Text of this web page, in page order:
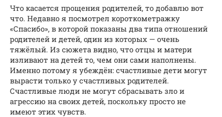
Что касается прощения родителей, то добавлю вот
что. Недавно я посмотрел короткометражку
«Спасибо», в которой показаны два типа отношений
родителей и детей, один из которых — очень
тяжёлый. Из сюжета видно, что отцы и матери
изливают на детей то, чем они сами наполнены.
Именно потому я убеждён: счастливые дети могут
вырасти только у счастливых родителей.
Счастливые люди не могут сбрасывать зло и
агрессию на своих детей, поскольку просто не
имеют этих чувств.